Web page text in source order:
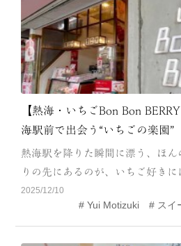
【熱海・いちごBon Bon
海駅前で出会う“いちごの楽園”
熱海駅を降りた瞬間に漂う、ほ
りの先にあるのが、いちご好き
2025/12/10
Yui Motizuki スイ